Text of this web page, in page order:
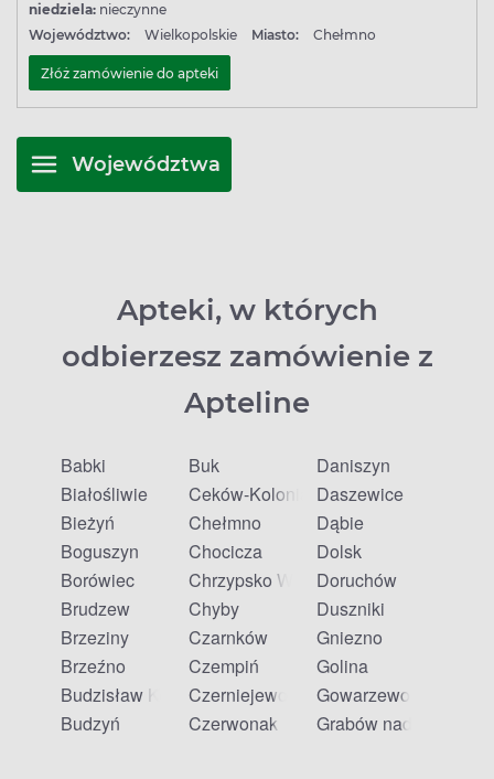
niedziela: nieczynne
Województwo:
Wielkopolskie Miasto: Chełmno
Złóż zamówienie do apteki
Województwa
Apteki, w których
odbierzesz zamówienie z
Apteline
Babki
Białośliwie
Bieżyń
Boguszyn
Borówiec
Brudzew
Brzeziny
Brzeźno
Budzisław Kościelny
Budzyń
Buk
Ceków-Kolonia
Chełmno
Chocicza
Chrzypsko Wielkie
Chyby
Czarnków
Czempiń
Czerniejewo
Czerwonak
Daniszyn
Daszewice
Dąbie
Dolsk
Doruchów
Duszniki
Gniezno
Golina
Gowarzewo
Grabów nad Prosną